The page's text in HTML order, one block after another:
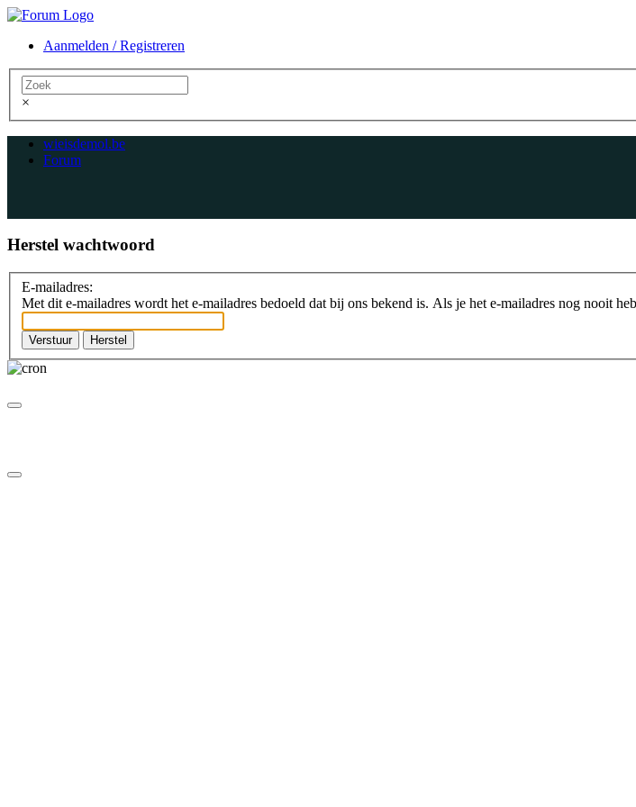
Aanmelden / Registreren
×
wieisdemol.be
Forum
Herstel wachtwoord
E-mailadres:
Met dit e-mailadres wordt het e-mailadres bedoeld dat bij ons bekend is. Als je het e-mailadres nog nooit
Verstuur Herstel